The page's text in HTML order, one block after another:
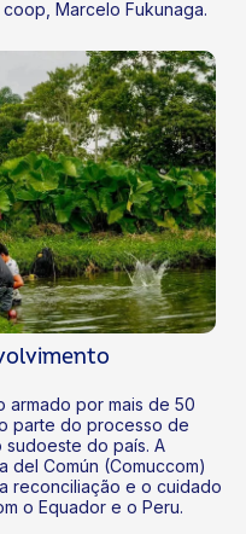
Marcelo Fukunaga.
armado por mais de 50
parte do processo de
sudoeste do país. A
del Común (Comuccom)
reconciliação e o cuidado
o Equador e o Peru.